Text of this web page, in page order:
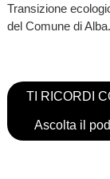
Transizione
del Comune di Alba.
TI RICORDI
Ascolta il